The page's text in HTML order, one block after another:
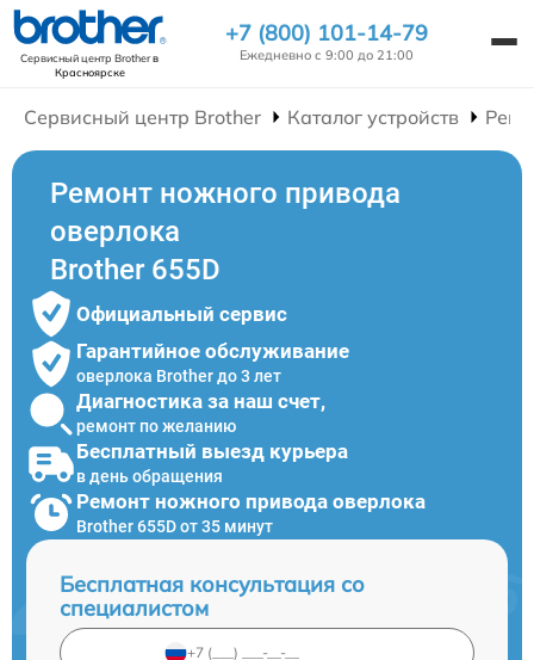
Сервисный центр Brotherв
Красноярске
+7 (800) 101-14-79
Ежедневно с 9:00 до 21:00
Сервисный центр Brother Каталог устройств
Ремонт ножного привода
оверлока
Brother 655D
Официальный сервис
Гарантийное обслуживание
оверлока Brother до 3 лет
Диагностика за наш счет,
ремонт по желанию
Бесплатный выезд курьера
в день обращения
Ремонт ножного привода оверлока
Brother 655D от 35 минут
Бесплатная консультация со
специалистом